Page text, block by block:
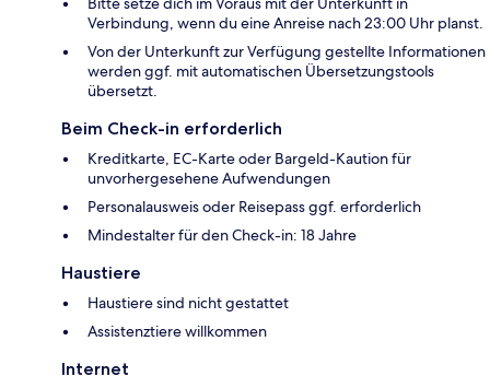
Verbindung, wenn du eine Anreise nach 23:00 Uhr planst.
Von der Unterkunft zur Verfügung gestellte Informationen
werden ggf. mit automatischen Übersetzungstools
übersetzt.
Beim Check-in erforderlich
Kreditkarte, EC-Karte oder Bargeld-Kaution für
unvorhergesehene Aufwendungen
Personalausweis oder Reisepass ggf. erforderlich
Mindestalter für den Check-in: 18 Jahre
Haustiere
Haustiere sind nicht gestattet
Assistenztiere willkommen
Internet